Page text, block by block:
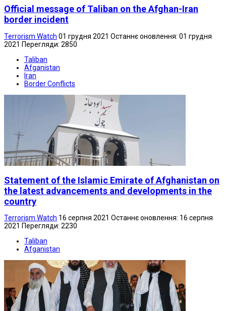
Official message of Taliban on the Afghan-Iran
border incident
Terrorism Watch 01 грудня 2021 Останнє оновлення: 01 грудня
2021 Перегляди: 2850
Taliban
Afganistan
Iran
Border Conflicts
Statement of the Islamic Emirate of Afghanistan on
the latest advancements and developments in the
country
Terrorism Watch 16 серпня 2021 Останнє оновлення: 16 серпня
2021 Перегляди: 2230
Taliban
Afganistan